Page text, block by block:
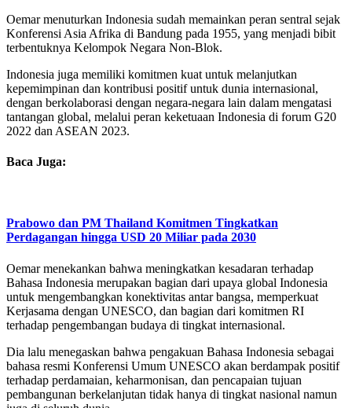
Oemar menuturkan Indonesia sudah memainkan peran sentral sejak
Konferensi Asia Afrika di Bandung pada 1955, yang menjadi bibit
terbentuknya Kelompok Negara Non-Blok.
Indonesia juga memiliki komitmen kuat untuk melanjutkan
kepemimpinan dan kontribusi positif untuk dunia internasional,
dengan berkolaborasi dengan negara-negara lain dalam mengatasi
tantangan global, melalui peran keketuaan Indonesia di forum G20
2022 dan ASEAN 2023.
Baca Juga:
Prabowo dan PM Thailand Komitmen Tingkatkan
Perdagangan hingga USD 20 Miliar pada 2030
Oemar menekankan bahwa meningkatkan kesadaran terhadap
Bahasa Indonesia merupakan bagian dari upaya global Indonesia
untuk mengembangkan konektivitas antar bangsa, memperkuat
Kerjasama dengan UNESCO, dan bagian dari komitmen RI
terhadap pengembangan budaya di tingkat internasional.
Dia lalu menegaskan bahwa pengakuan Bahasa Indonesia sebagai
bahasa resmi Konferensi Umum UNESCO akan berdampak positif
terhadap perdamaian, keharmonisan, dan pencapaian tujuan
pembangunan berkelanjutan tidak hanya di tingkat nasional namun